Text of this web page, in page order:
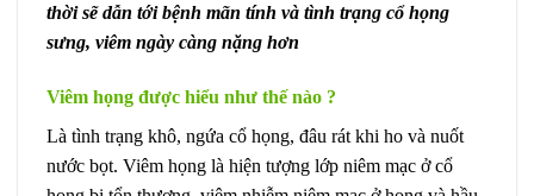
thời sẽ dẫn tới bệnh mãn tính và tình trạng cổ họng
sưng, viêm ngày càng nặng hơn
Viêm họng được hiểu như thế nào ?
Là tình trạng khô, ngứa cổ họng, đâu rát khi ho và nuốt
nước bọt. Viêm họng là hiện tượng lớp niêm mạc ở cổ